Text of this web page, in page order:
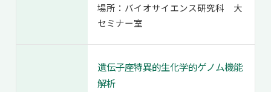
場所：バイオサイエンス研究科 大
セミナー室
遺伝子座特異的生化学的ゲノム機能
解析